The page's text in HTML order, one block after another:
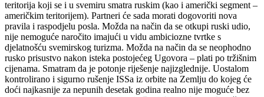
teritorija koji se i u svemiru smatra ruskim (kao i američki segment –
američkim teritorijem). Partneri će sada morati dogovoriti nova
pravila i raspodjelu posla. Možda na način da se otkupi ruski udio,
nije nemoguće naročito imajući u vidu ambiciozne tvrtke s
djelatnošću svemirskog turizma. Možda na način da se neophodno
rusko prisustvo nakon isteka postojećeg Ugovora – plati po tržišnim
cijenama. Smatram da je potonje riješenje najizglednije. Uostalom
kontrolirano i sigurno rušenje ISSa iz orbite na Zemlju do kojeg će
doći najkasnije za nepunih desetak godina realno nije moguće bez